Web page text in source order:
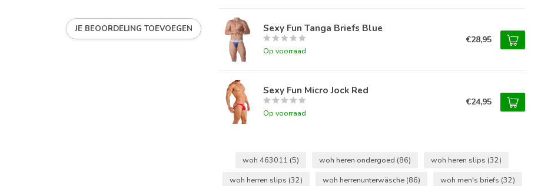
JE BEOORDELING TOEVOEGEN Sexy Fun Tanga Briefs Blue
Op voorraad
€28,95
Sexy Fun Micro Jock Red
Op voorraad
€24,95
woh 463011 (5) woh heren ondergoed (86) woh heren slips (32)
woh herren slips (32) woh herrenunterwäsche (86) woh men's briefs (32)